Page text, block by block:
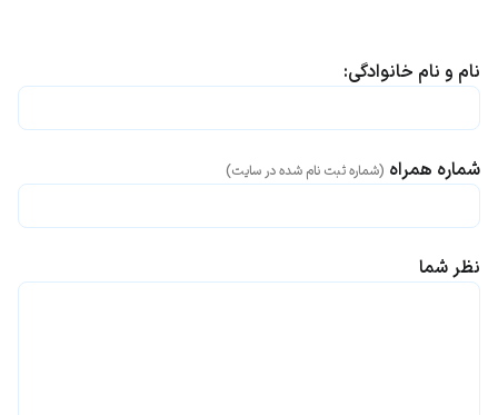
نام و نام خانوادگی:
شماره همراه (شماره ثبت نام شده در سایت)
نظر شما